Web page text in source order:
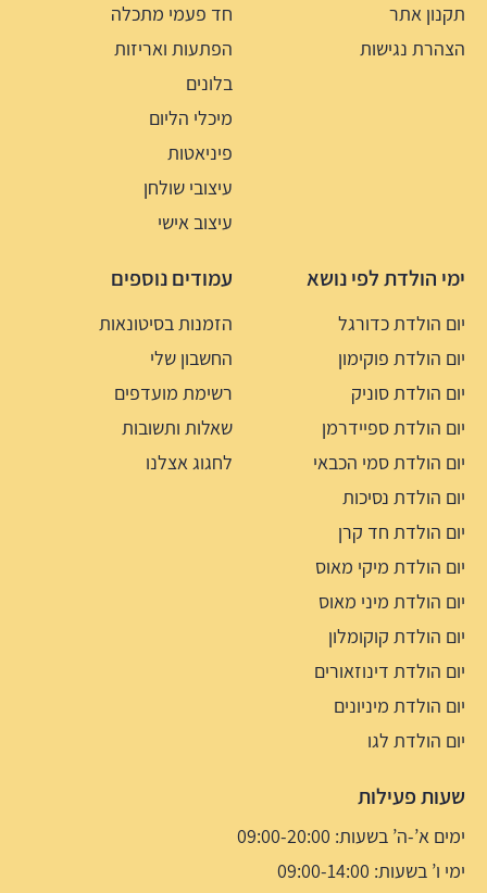
תקנון אתר
הצהרת נגישות
חד פעמי מתכלה
הפתעות ואריזות
בלונים
מיכלי הליום
פיניאטות
עיצובי שולחן
עיצוב אישי
ימי הולדת לפי נושא
יום הולדת כדורגל
יום הולדת פוקימון
יום הולדת סוניק
יום הולדת ספיידרמן
יום הולדת סמי הכבאי
יום הולדת נסיכות
יום הולדת חד קרן
יום הולדת מיקי מאוס
יום הולדת מיני מאוס
יום הולדת קוקומלון
יום הולדת דינוזאורים
יום הולדת מיניונים
יום הולדת לגו
עמודים נוספים
הזמנות בסיטונאות
החשבון שלי
רשימת מועדפים
שאלות ותשובות
לחגוג אצלנו
שעות פעילות
ימים א’-ה’ בשעות: 09:00-20:00
ימי ו’ בשעות: 09:00-14:00